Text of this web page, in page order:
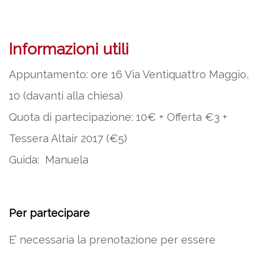
Informazioni utili
Appuntamento: ore 16 Via Ventiquattro Maggio,
10 (davanti alla chiesa)
Quota di partecipazione: 10€ + Offerta €3 +
Tessera Altair 2017 (€5)
Guida: Manuela
Per partecipare
E’ necessaria la prenotazione per essere